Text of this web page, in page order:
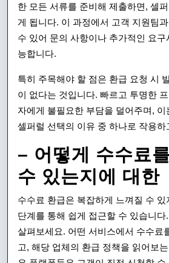
한 모든 서류를 준비해 제출하면, 셀
게 됩니다. 이 과정에서 고객 지원팀
수 있어 문의 사항이나 추가적인 요
능합니다.
특히 주목해야 할 점은 환급 요청 시
이 없다는 것입니다. 빠르고 투명한
자에게 불필요한 부담을 덜어주며,
셀퍼럴 선택의 이유 중 하나로 작용하
– 어떻게 수수료
수 있는지에 대한
수수료 환급은 복잡하게 느껴질 수
단계를 통해 쉽게 접근할 수 있습니
살펴보세요. 어떤 서비스에서 수수료
고, 해당 업체의 환급 정책을 읽어보